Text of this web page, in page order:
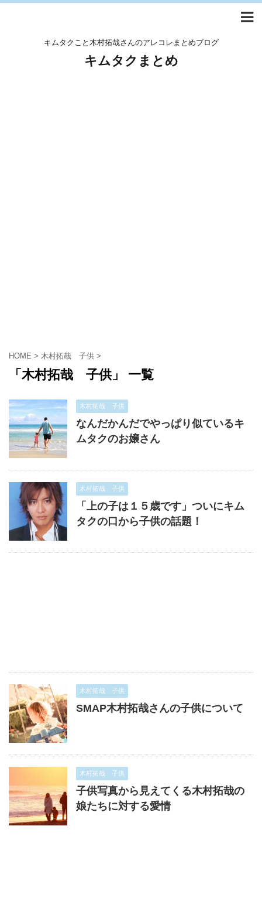
キムタクこと木村拓哉さんのアレコレまとめブログ
キムタクまとめ
HOME > 木村拓哉 子供 >
「木村拓哉 子供」 一覧
木村拓哉 子供
なんだかんだでやっぱり似ているキ
ムタクのお嬢さん
木村拓哉 子供
「上の子は１５歳です」ついにキム
タクの口から子供の話題！
木村拓哉 子供
SMAP木村拓哉さんの子供について
木村拓哉 子供
子供写真から見えてくる木村拓哉の
娘たちに対する愛情